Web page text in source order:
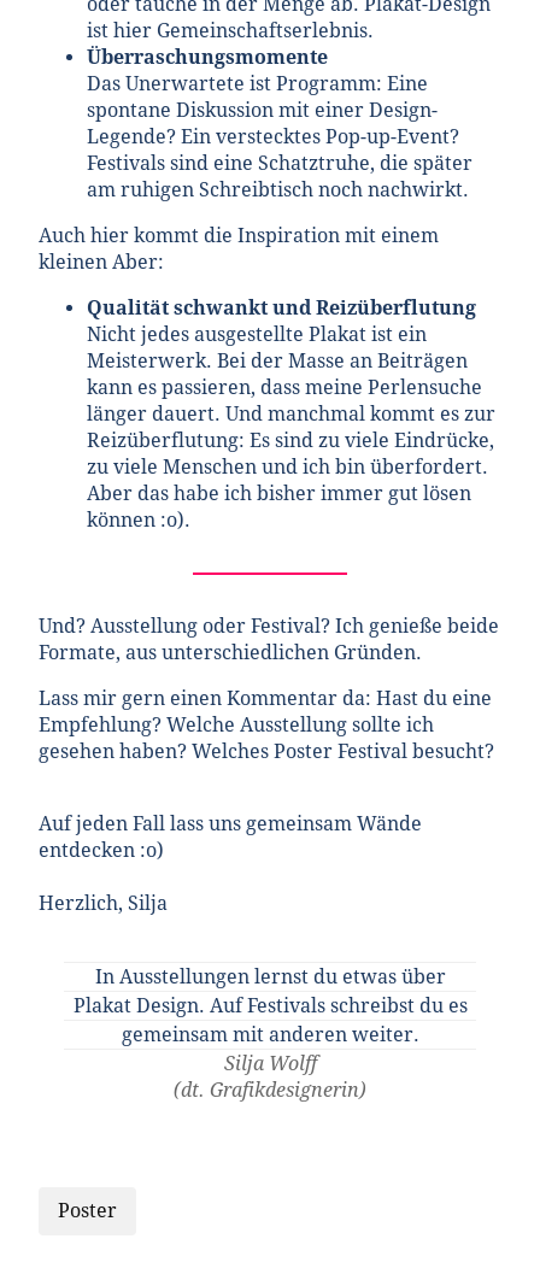
ist hier Gemeinschaftserlebnis.
Überraschungsmomente
Das Unerwartete ist Programm: Eine
spontane Diskussion mit einer Design-
Legende? Ein verstecktes Pop-up-Event?
Festivals sind eine Schatztruhe, die später
am ruhigen Schreibtisch noch nachwirkt.
Auch hier kommt die Inspiration mit einem
kleinen Aber:
Qualität schwankt und Reizüberflutung
Nicht jedes ausgestellte Plakat ist ein
Meisterwerk. Bei der Masse an Beiträgen
kann es passieren, dass meine Perlensuche
länger dauert. Und manchmal kommt es zur
Reizüberflutung: Es sind zu viele Eindrücke,
zu viele Menschen und ich bin überfordert.
Aber das habe ich bisher immer gut lösen
können :o).
Und? Ausstellung oder Festival? Ich genieße beide
Formate, aus unterschiedlichen Gründen.
Lass mir gern einen Kommentar da: Hast du eine
Empfehlung? Welche Ausstellung sollte ich
gesehen haben? Welches Poster Festival besucht?
Auf jeden Fall lass uns gemeinsam Wände
entdecken :o)
Herzlich, Silja
In Ausstellungen lernst du etwas über
Plakat Design. Auf Festivals schreibst du es
gemeinsam mit anderen weiter.
Silja Wolff
(dt. Grafikdesignerin)
Poster